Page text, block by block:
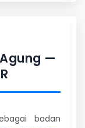
—
badan